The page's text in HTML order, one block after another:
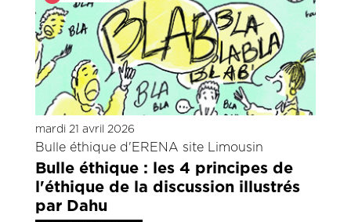
mardi 21 avril 2026
Bulle éthique d'ERENA site Limousin
Bulle éthique : les 4 principes de
l'éthique de la discussion illustrés
par Dahu